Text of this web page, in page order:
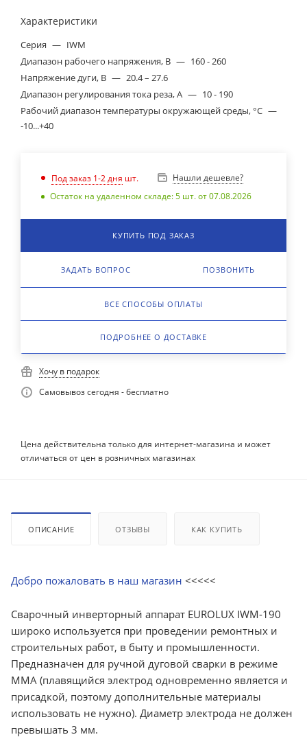
Характеристики
Серия — IWM
Диапазон рабочего напряжения, B — 160 - 260
Напряжение дуги, В — 20.4 – 27.6
Диапазон регулирования тока реза, А — 10 - 190
Рабочий диапазон температуры окружающей среды, °C —
-10...+40
Под заказ 1-2 дня шт.
Нашли дешевле?
Остаток на удаленном складе: 5 шт. от 07.08.2026
КУПИТЬ ПОД ЗАКАЗ
ЗАДАТЬ ВОПРОС ПОЗВОНИТЬ
ВСЕ СПОСОБЫ ОПЛАТЫ
ПОДРОБНЕЕ О ДОСТАВКЕ
Хочу в подарок
Самовывоз сегодня - бесплатно
Цена действительна только для интернет-магазина и может
отличаться от цен в розничных магазинах
ОПИСАНИЕ ОТЗЫВЫ КАК КУПИТЬ
Добро пожаловать в наш магазин <<<<<
Сварочный инверторный аппарат EUROLUX IWM-190
широко используется при проведении ремонтных и
строительных работ, в быту и промышленности.
Предназначен для ручной дуговой сварки в режиме
MMA (плавящийся электрод одновременно является и
присадкой, поэтому дополнительные материалы
использовать не нужно). Диаметр электрода не должен
превышать 3 мм.